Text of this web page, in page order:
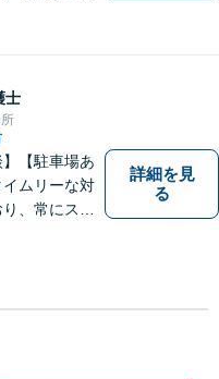
着した事務
100社以上
績。交通事
対応。
士
】【駐車場あ
イムリーな対
、常にスム
ずはお気軽
詳細を見
る